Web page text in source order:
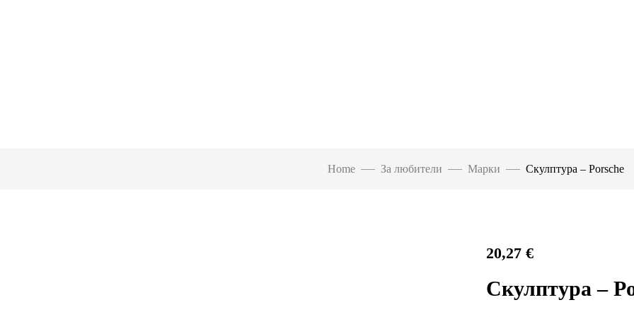
Home За любители Марки Скулптура – Porsche
20,27 €
Скулптура –